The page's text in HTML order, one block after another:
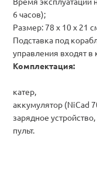
6 часов);
Размер: 78 х 10 х 21
Подставка под
управления входят в
Комплектация:
катер,
аккумулятор (NiCad
зарядное устройство,
пульт.